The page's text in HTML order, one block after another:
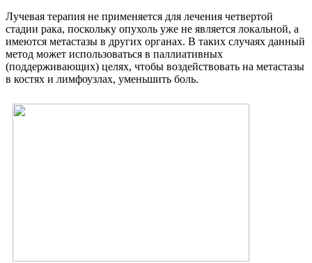
Лучевая терапия не применяется для лечения четвертой
стадии рака, поскольку опухоль уже не является локальной, а
имеются метастазы в других органах. В таких случаях данный
метод может использоваться в паллиативных
(поддерживающих) целях, чтобы воздействовать на метастазы
в костях и лимфоузлах, уменьшить боль.